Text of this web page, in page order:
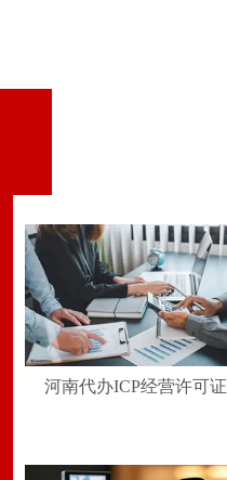
河南代办ICP经营许可证